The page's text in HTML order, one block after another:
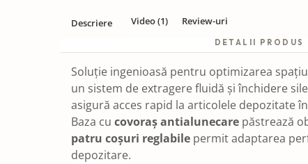
Descriere Video(1) Review-uri
DETALII PRODUS
Soluție ingenioasă pentru optimizarea
un sistem de extragere fluidă și închidere
asigură acces rapid la articolele depozitate
Baza cu covoraș antialunecare păstrează
patru coșuri reglabile permit adaptarea
depozitare.